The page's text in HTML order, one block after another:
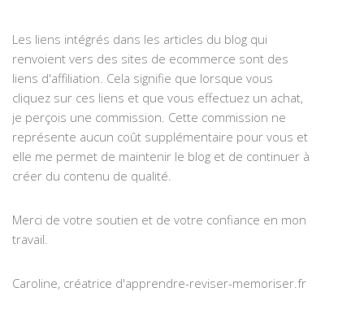
Les liens intégrés dans les articles du blog qui
renvoient vers des sites de ecommerce sont des
liens d'affiliation. Cela signifie que lorsque vous
cliquez sur ces liens et que vous effectuez un achat,
je perçois une commission. Cette commission ne
représente aucun coût supplémentaire pour vous et
elle me permet de maintenir le blog et de continuer à
créer du contenu de qualité.
Merci de votre soutien et de votre confiance en mon
travail.
Caroline, créatrice d'apprendre-reviser-memoriser.fr